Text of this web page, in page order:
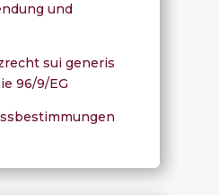
und
sui generis
96/9/EG